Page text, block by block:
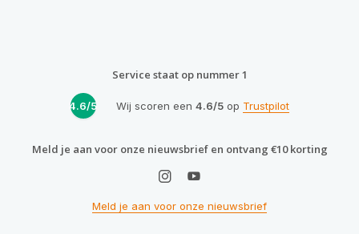
Service staat op nummer 1
4.6/5 Wij scoren een 4.6/5op Trustpilot
Meld je aan voor onze nieuwsbrief en ontvang €10 korting
Meld je aan voor onze nieuwsbrief